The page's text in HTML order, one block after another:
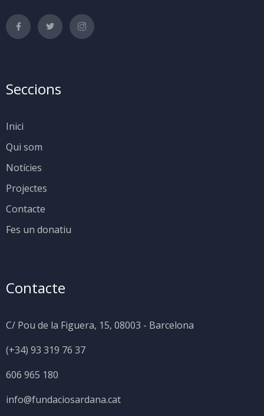
Seccions
Inici
Qui som
Notícies
Projectes
Contacte
Fes un donatiu
Contacte
C/ Pou de la Figuera, 15, 08003 - Barcelona
(+34) 93 319 76 37
606 965 180
info@fundaciosardana.cat